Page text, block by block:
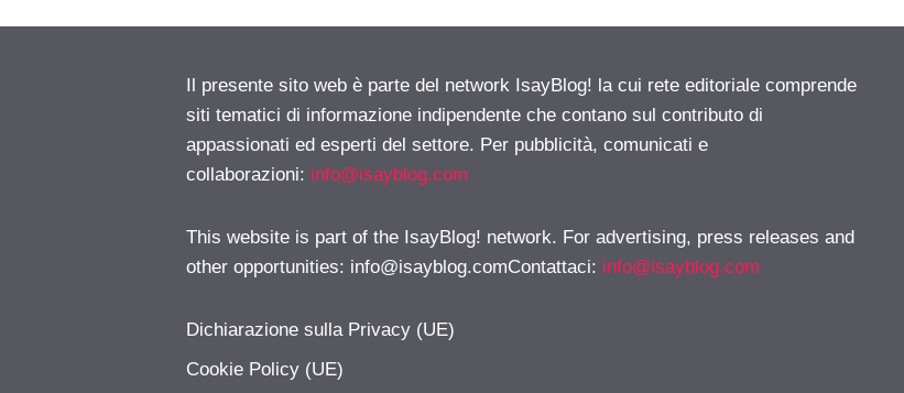
Il presente sito web è parte del network IsayBlog! la cui rete editoriale comprende
siti tematici di informazione indipendente che contano sul contributo di
appassionati ed esperti del settore. Per pubblicità, comunicati e
collaborazioni: info@isayblog.com
This website is part of the IsayBlog! network. For advertising, press releases and
other opportunities: info@isayblog.comContattaci: info@isayblog.com
Dichiarazione sulla Privacy (UE)
Cookie Policy (UE)